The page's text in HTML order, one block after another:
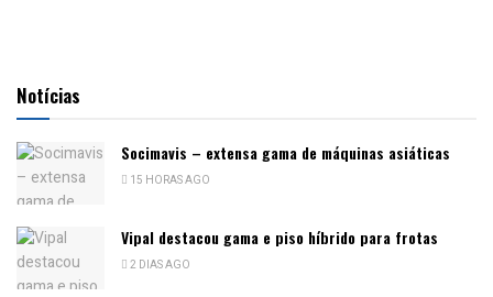
Notícias
Socimavis – extensa gama de máquinas asiáticas
15 HORAS AGO
Vipal destacou gama e piso híbrido para frotas
2 DIAS AGO